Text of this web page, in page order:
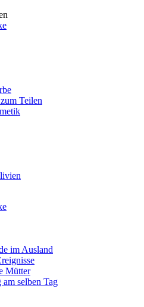
Teilen
im Ausland
Mütter
selben Tag